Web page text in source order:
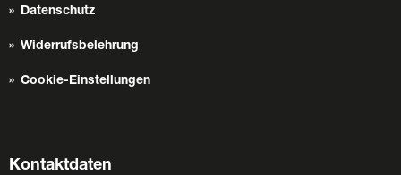
Datenschutz
Widerrufsbelehrung
Cookie-Einstellungen
Kontaktdaten